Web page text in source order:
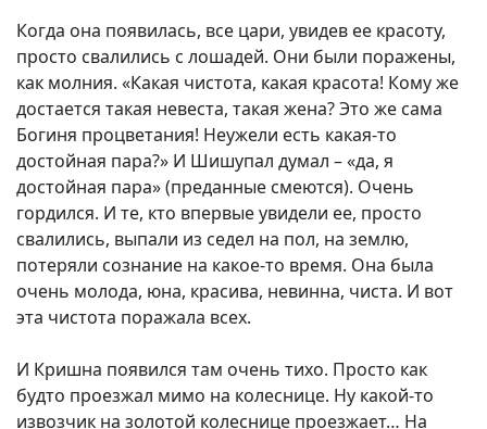
Когда она появилась, все цари, увидев ее красоту,
просто свалились с лошадей. Они были поражены,
как молния. «Какая чистота, какая красота! Кому же
достается такая невеста, такая жена? Это же сама
Богиня процветания! Неужели есть какая-то
достойная пара?» И Шишупал думал – «да, я
достойная пара» (преданные смеются). Очень
гордился. И те, кто впервые увидели ее, просто
свалились, выпали из седел на пол, на землю,
потеряли сознание на какое-то время. Она была
очень молода, юна, красива, невинна, чиста. И вот
эта чистота поражала всех.
И Кришна появился там очень тихо. Просто как
будто проезжал мимо на колеснице. Ну какой-то
извозчик на золотой колеснице проезжает… На